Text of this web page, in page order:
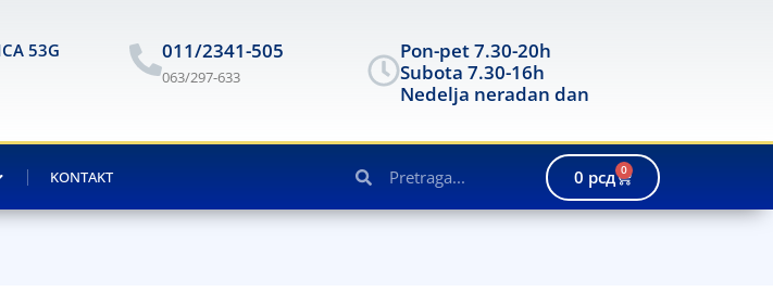
53G 011/2341-505
063/297-633
Pon-pet 7.30-20h
Subota 7.30-16h
Nedelja neradan dan
KONTAKT 0 рсд 0